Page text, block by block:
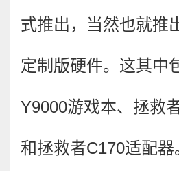
式推出，当然也就推
定制版硬件。这其中
Y9000游戏本、拯救
和拯救者C170适配